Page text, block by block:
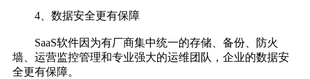
4、数据安全更有保障
SaaS软件因为有厂商集中统一的存储、备份、防火
墙、运营监控管理和专业强大的运维团队，企业的数据安
全更有保障。